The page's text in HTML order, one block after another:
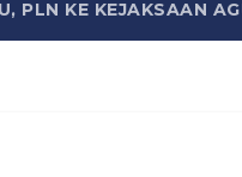
PLN KE KEJAKSAAN